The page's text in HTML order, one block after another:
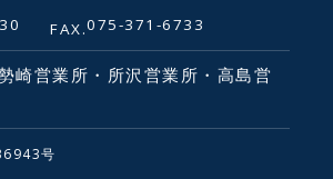
FAX.075-371-6733
崎営業所・所沢営業所・高島営
号